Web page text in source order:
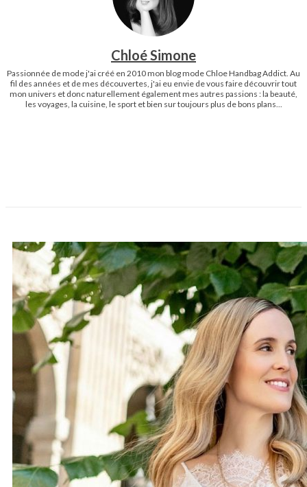
Chloé Simone
Passionnée de mode j'ai créé en 2010 mon blog mode Chloe Handbag Addict. Au
fil des années et de mes découvertes, j'ai eu envie de vous faire découvrir tout
mon univers et donc naturellement également mes autres passions : la beauté,
les voyages, la cuisine, le sport et bien sur toujours plus de bons plans...